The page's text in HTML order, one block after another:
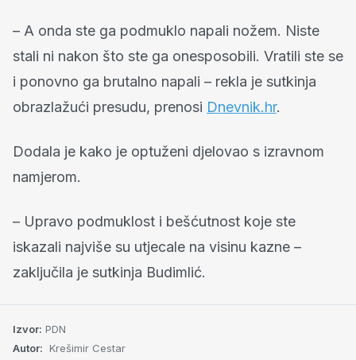
– A onda ste ga podmuklo napali nožem. Niste
stali ni nakon što ste ga onesposobili. Vratili ste se
i ponovno ga brutalno napali – rekla je sutkinja
obrazlažući presudu, prenosi Dnevnik.hr.
Dodala je kako je optuženi djelovao s izravnom
namjerom.
– Upravo podmuklost i bešćutnost koje ste
iskazali najviše su utjecale na visinu kazne –
zaključila je sutkinja Budimlić.
Izvor: PDN
Autor: Krešimir Cestar